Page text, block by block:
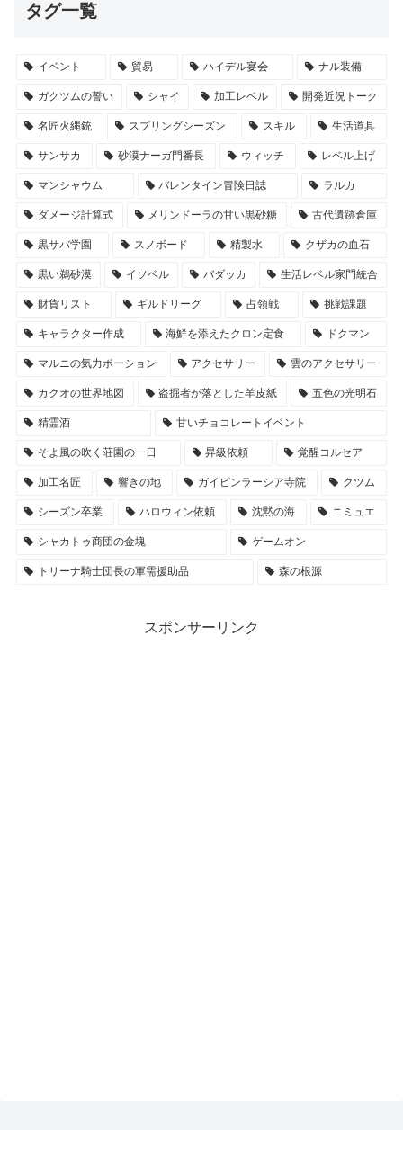
タグ一覧
イベント 貿易 ハイデル宴会 ナル装備
ガクツムの誓い シャイ 加工レベル 開発近況トーク
名匠火縄銃 スプリングシーズン スキル 生活道具
サンサカ 砂漠ナーガ門番長 ウィッチ レベル上げ
マンシャウム バレンタイン冒険日誌 ラルカ
ダメージ計算式 メリンドーラの甘い黒砂糖 古代遺跡倉庫
黒サバ学園 スノボード 精製水 クザカの血石
黒い鵜砂漠 イソベル バダッカ 生活レベル家門統合
財貨リスト ギルドリーグ 占領戦 挑戦課題
キャラクター作成 海鮮を添えたクロン定食 ドクマン
マルニの気力ポーション アクセサリー 雲のアクセサリー
カクオの世界地図 盗掘者が落とした羊皮紙 五色の光明石
精霊酒 甘いチョコレートイベント
そよ風の吹く荘園の一日 昇級依頼 覚醒コルセア
加工名匠 響きの地 ガイピンラーシア寺院 クツム
シーズン卒業 ハロウィン依頼 沈黙の海 ニミュエ
シャカトゥ商団の金塊 ゲームオン
トリーナ騎士団長の軍需援助品 森の根源
スポンサーリンク